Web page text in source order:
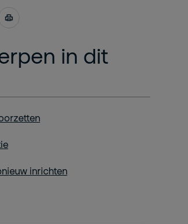
in dit
inrichten